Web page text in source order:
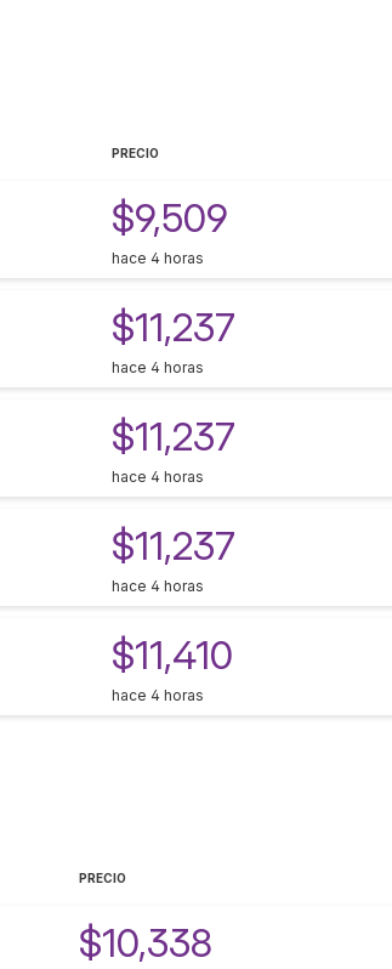
PRECIO
$9,509
hace 4 horas
$11,237
hace 4 horas
$11,237
hace 4 horas
$11,237
hace 4 horas
$11,410
hace 4 horas
PRECIO
$10,338